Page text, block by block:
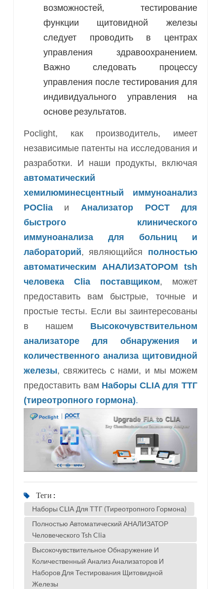
возможностей, тестирование
функции щитовидной железы
следует проводить в центрах
управления здравоохранением.
Важно следовать процессу
управления после тестирования для
индивидуального управления на
основе результатов.
Poclight, как производитель, имеет
независимые патенты на исследования и
разработки. И наши продукты, включая
автоматический
хемилюминесцентный иммуноанализ
POCliaи Анализатор POCT для
быстрого клинического
иммуноанализа для больниц и
лабораторий, являющийся полностью
автоматическим АНАЛИЗАТОРОМ tsh
человека Clia поставщиком, может
предоставить вам быстрые, точные и
простые тесты. Если вы заинтересованы
в нашем Высокочувствительном
анализаторе для обнаружения и
количественного анализа щитовидной
железы, свяжитесь с нами, и мы можем
предоставить вам Наборы CLIA для ТТГ
(тиреотропного гормона).
Теги :
Наборы CLIA Для ТТГ (тиреотропного Гормона)
Полностью Автоматический АНАЛИЗАТОР
Человеческого Tsh Clia
Высокочувствительное Обнаружение И
Количественный Анализ Анализаторов И
Наборов Для Тестирования Щитовидной
Железы